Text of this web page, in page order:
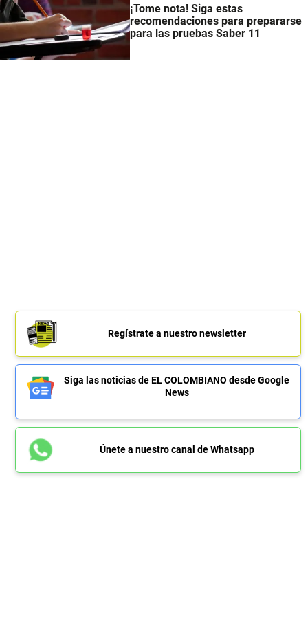
¡Tome nota! Siga estas
recomendaciones para prepararse
para las pruebas Saber 11
Regístrate a nuestro newsletter
Siga las noticias de EL COLOMBIANO desde Google
News
Únete a nuestro canal de Whatsapp